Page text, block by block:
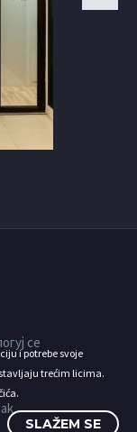
се
i potrebe svoje
trećim licima.
SLAŽEM SE